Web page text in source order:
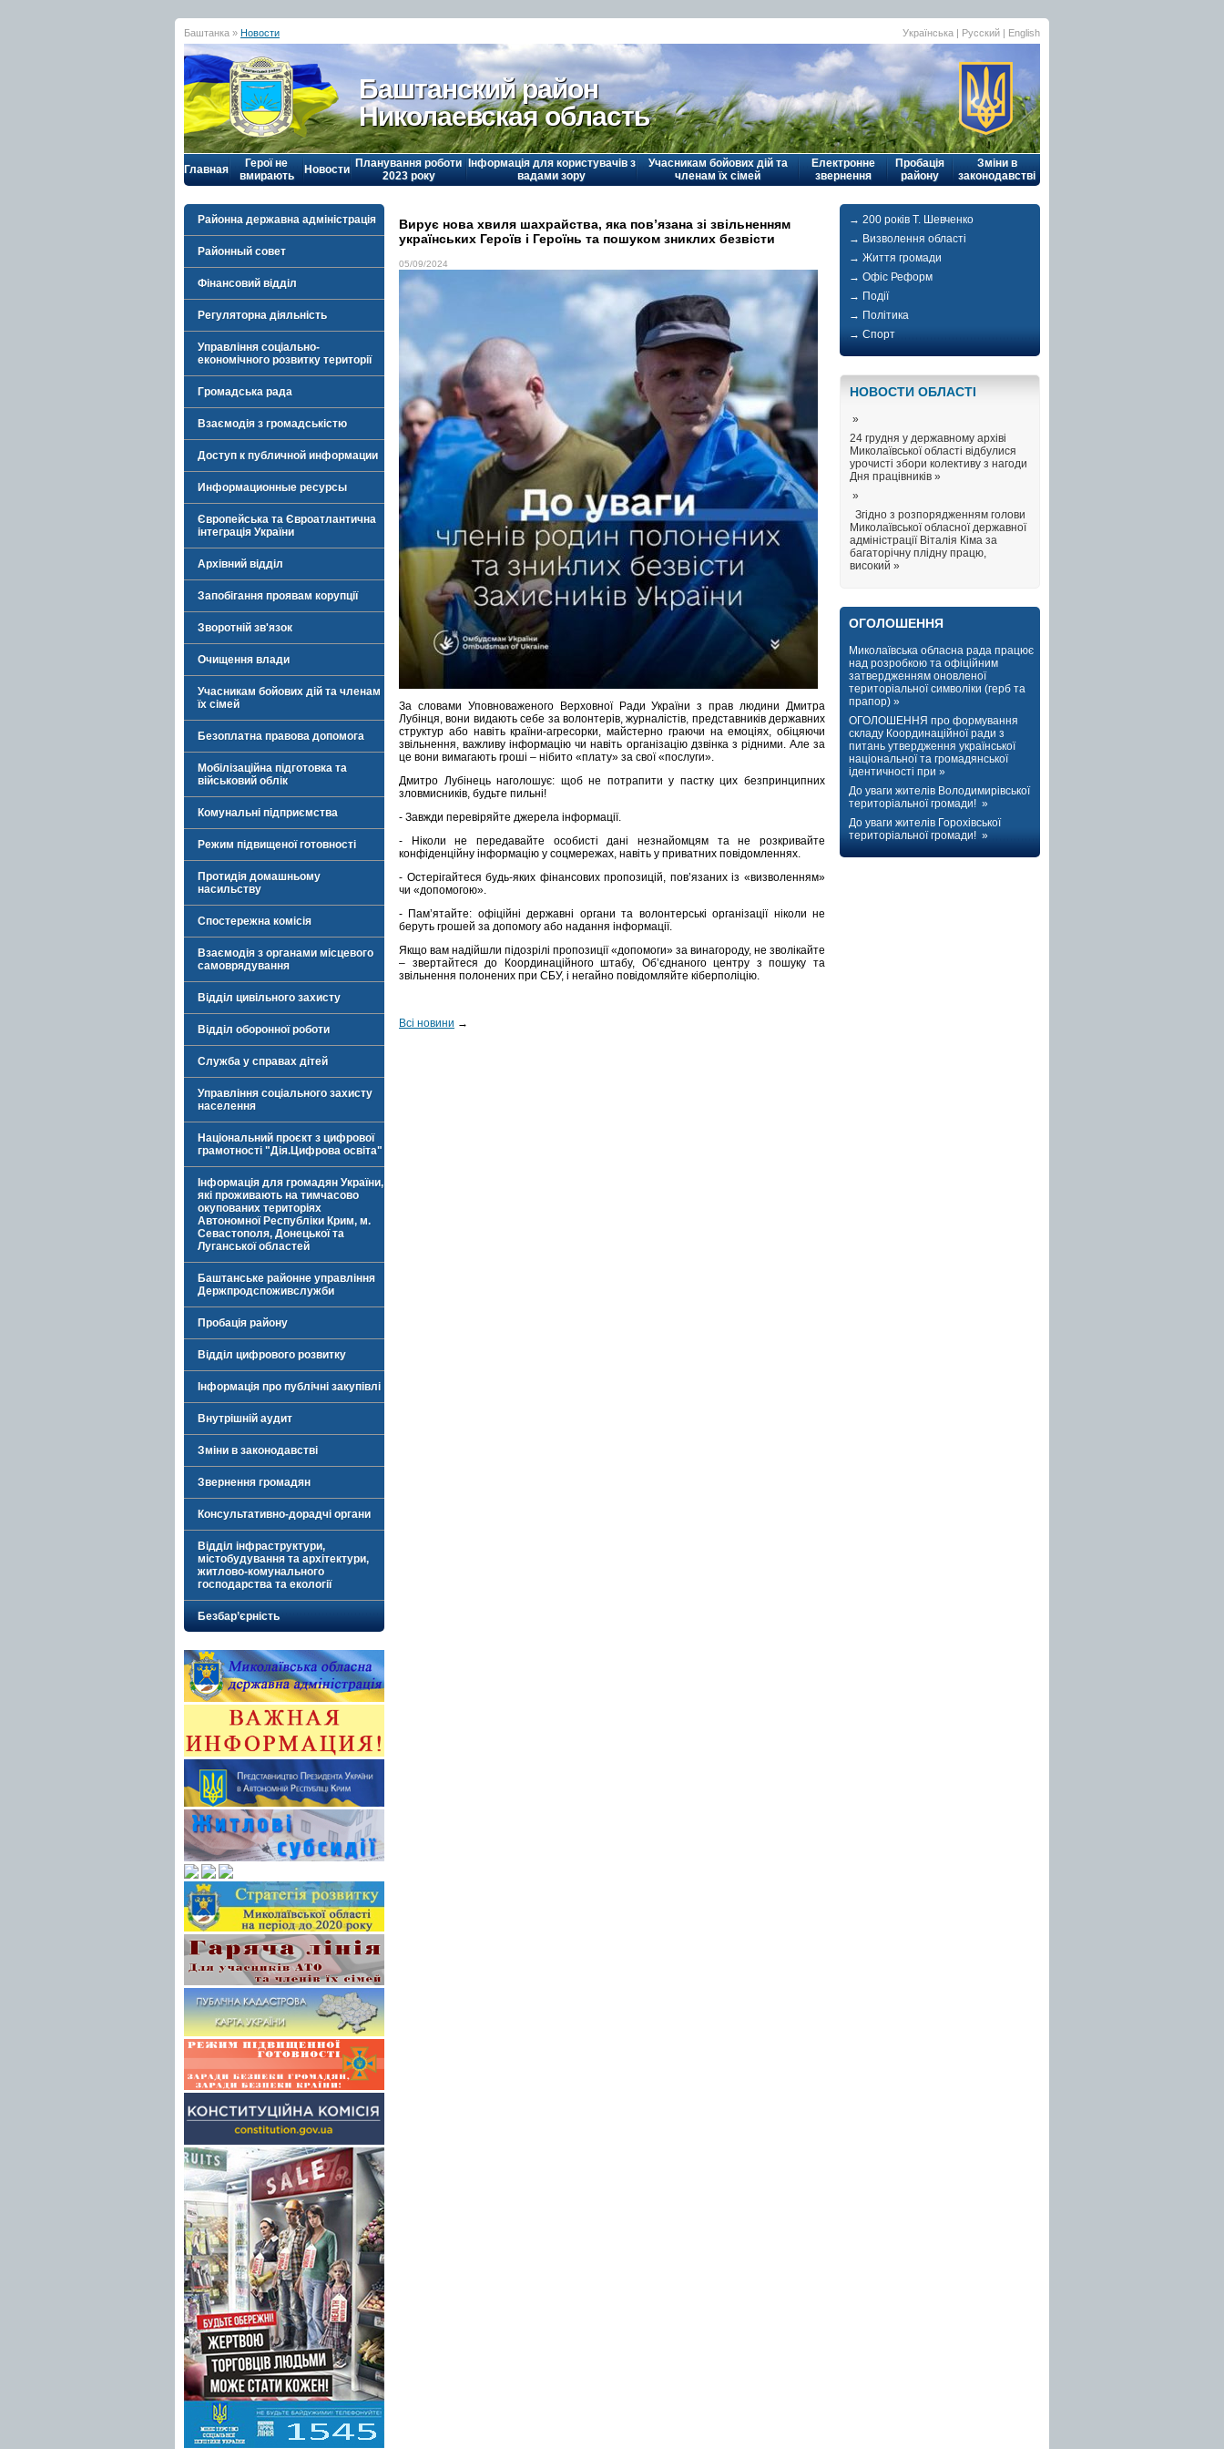
Баштанка » Новости Українська | Русский | English
Баштанский район
Николаевская область
Главная
Герої не
вмирають
Новости Планування роботи
2023 року
Інформація для користувачів з
вадами зору
Учасникам бойових дій та
членам їх сімей
Електронне
звернення
Пробація
району
Зміни в
законодавстві
Районна державна адміністрація
Районный совет
Фінансовий відділ
Регуляторна діяльність
Управління соціально-
економічного розвитку території
Громадська рада
Взаємодія з громадськістю
Доступ к публичной информации
Информационные ресурсы
Європейська та Євроатлантична
інтеграція України
Архівний відділ
Запобігання проявам корупції
Зворотній зв'язок
Очищення влади
Учасникам бойових дій та членам
їх сімей
Безоплатна правова допомога
Мобілізаційна підготовка та
військовий облік
Комунальні підприємства
Режим підвищеної готовності
Протидія домашньому
насильству
Спостережна комісія
Взаємодія з органами місцевого
самоврядування
Відділ цивільного захисту
Відділ оборонної роботи
Служба у справах дітей
Управління соціального захисту
населення
Національний проєкт з цифрової
грамотності "Дія.Цифрова освіта"
Інформація для громадян України,
які проживають на тимчасово
окупованих територіях
Автономної Республіки Крим, м.
Севастополя, Донецької та
Луганської областей
Баштанське районне управління
Держпродспоживслужби
Пробація району
Відділ цифрового розвитку
Інформація про публічні закупівлі
Внутрішній аудит
Зміни в законодавстві
Звернення громадян
Консультативно-дорадчі органи
Відділ інфраструктури,
містобудування та архітектури,
житлово-комунального
господарства та екології
Безбар’єрність
Вирує нова хвиля шахрайства, яка пов’язана зі звільненням
українських Героїв і Героїнь та пошуком зниклих безвісти
05/09/2024
За словами Уповноваженого Верховної Ради України з прав людини Дмитра
Лубінця, вони видають себе за волонтерів, журналістів, представників державних
структур або навіть країни-агресорки, майстерно граючи на емоціях, обіцяючи
звільнення, важливу інформацію чи навіть організацію дзвінка з рідними. Але за
це вони вимагають гроші – нібито «плату» за свої «послуги».
Дмитро Лубінець наголошує: щоб не потрапити у пастку цих безпринципних
зловмисників, будьте пильні!
- Завжди перевіряйте джерела інформації.
- Ніколи не передавайте особисті дані незнайомцям та не розкривайте
конфіденційну інформацію у соцмережах, навіть у приватних повідомленнях.
- Остерігайтеся будь-яких фінансових пропозицій, пов’язаних із «визволенням»
чи «допомогою».
- Пам’ятайте: офіційні державні органи та волонтерські організації ніколи не
беруть грошей за допомогу або надання інформації.
Якщо вам надійшли підозрілі пропозиції «допомоги» за винагороду, не зволікайте
– звертайтеся до Координаційного штабу, Об’єднаного центру з пошуку та
звільнення полонених при СБУ, і негайно повідомляйте кіберполіцію.
Всі новини →
→ 200 років Т. Шевченко
→ Визволення області
→ Життя громади
→ Офіс Реформ
→ Події
→ Політика
→ Спорт
НОВОСТИ ОБЛАСТI
»
24 грудня у державному архіві
Миколаївської області відбулися
урочисті збори колективу з нагоди
Дня працівників »
»
Згідно з розпорядженням голови
Миколаївської обласної державної
адміністрації Віталія Кіма за
багаторічну плідну працю,
високий »
ОГОЛОШЕННЯ
Миколаївська обласна рада працює
над розробкою та офіційним
затвердженням оновленої
територіальної символіки (герб та
прапор) »
ОГОЛОШЕННЯ про формування
складу Координаційної ради з
питань утвердження української
національної та громадянської
ідентичності при »
До уваги жителів Володимирівської
територіальної громади! »
До уваги жителів Горохівської
територіальної громади! »